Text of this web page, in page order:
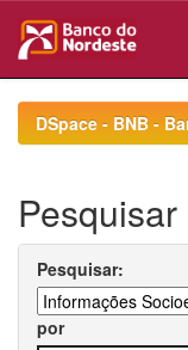
navigationDSpace - BNB -
Pesquisar
Pesquisar:
por